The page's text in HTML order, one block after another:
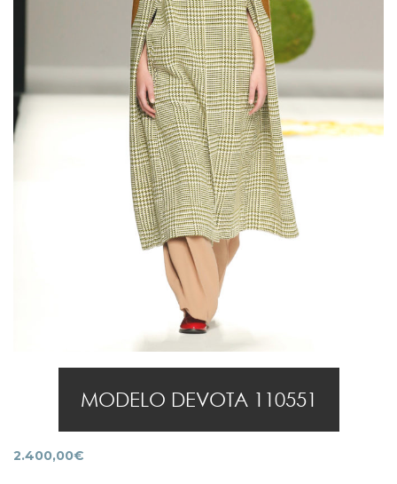
MODELO DEVOTA 110551
2.400,00€